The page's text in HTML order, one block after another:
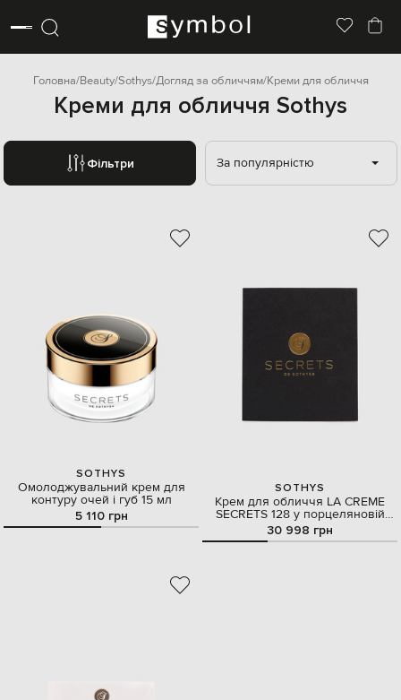
Головна Beauty Sothys Догляд за обличчям Креми для обличчя
Креми для обличчя Sothys
Фільтри За популярністю
SOTHYS
Омолоджувальний крем для
контуру очей і губ 15 мл
5 110 грн
SOTHYS
Крем для обличчя LA CREME
SECRETS 128 у порцеляновій
ємності 50 мл
30 998 грн